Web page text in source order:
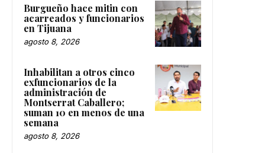
Burgueño hace mitin con
acarreados y funcionarios
en Tijuana
agosto 8, 2026
Inhabilitan a otros cinco
exfuncionarios de la
administración de
Montserrat Caballero;
suman 10 en menos de una
semana
agosto 8, 2026